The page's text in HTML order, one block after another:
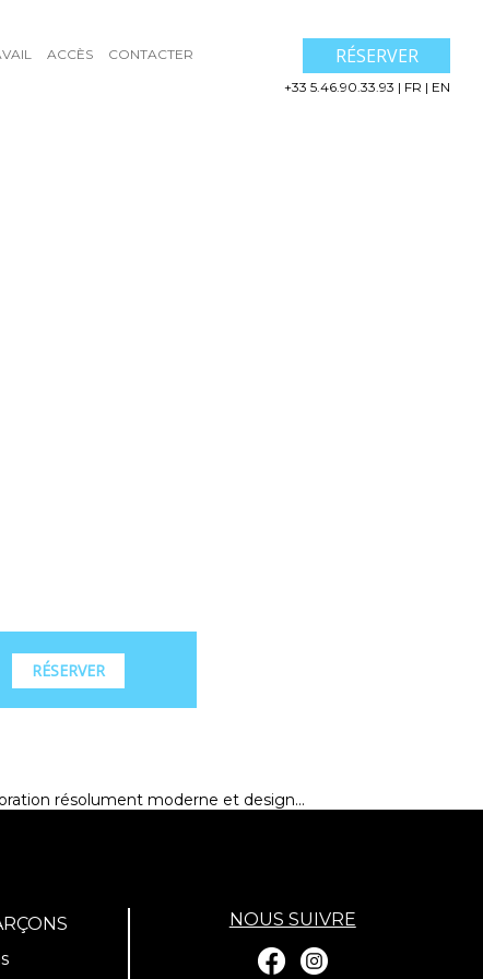
ACCÈS CONTACTER RÉSERVER
+33 5.46.90.33.93 | FR | EN
RÉSERVER
résolument moderne et design...
NOUS SUIVRE